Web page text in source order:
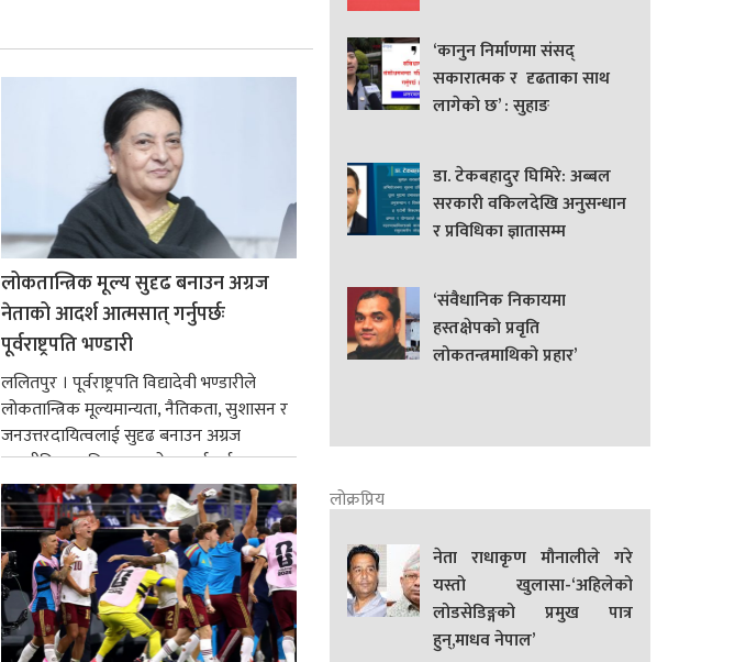
लोकतान्त्रिक मूल्य सुदृढ बनाउन अग्रज
नेताको आदर्श आत्मसात् गर्नुपर्छः
पूर्वराष्ट्रपति भण्डारी
ललितपुर । पूर्वराष्ट्रपति विद्यादेवी भण्डारीले
लोकतान्त्रिक मूल्यमान्यता, नैतिकता, सुशासन र
जनउत्तरदायित्वलाई सुदृढ बनाउन अग्रज
राजनीतिक व्यक्तित्वहरूको आदर्शलाई आत्मसात्
गर्न आवश्यक...
‘कानुन निर्माणमा संसद्
सकारात्मक र दृढताका साथ
लागेको छ’ : सुहाङ
डा. टेकबहादुर घिमिरे: अब्बल
सरकारी वकिलदेखि अनुसन्धान
र प्रविधिका ज्ञातासम्म
‘संवैधानिक निकायमा
हस्तक्षेपको प्रवृति
लोकतन्त्रमाथिको प्रहार’
लोक्रप्रिय
नेता राधाकृण मौनालीले गरे
यस्तो खुलासा-‘अहिलेको
लोडसेडिङ्गको प्रमुख पात्र
हुन्,माधव नेपाल’